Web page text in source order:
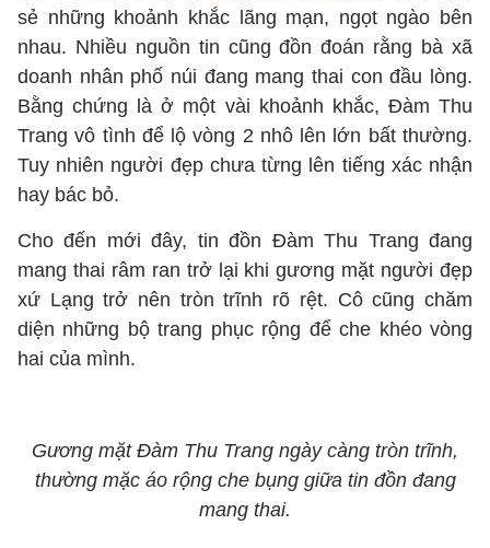
sẻ những khoảnh khắc lãng mạn, ngọt ngào bên
nhau. Nhiều nguồn tin cũng đồn đoán rằng bà xã
doanh nhân phố núi đang mang thai con đầu lòng.
Bằng chứng là ở một vài khoảnh khắc, Đàm Thu
Trang vô tình để lộ vòng 2 nhô lên lớn bất thường.
Tuy nhiên người đẹp chưa từng lên tiếng xác nhận
hay bác bỏ.
Cho đến mới đây, tin đồn Đàm Thu Trang đang
mang thai râm ran trở lại khi gương mặt người đẹp
xứ Lạng trở nên tròn trĩnh rõ rệt. Cô cũng chăm
diện những bộ trang phục rộng để che khéo vòng
hai của mình.
Gương mặt Đàm Thu Trang ngày càng tròn trĩnh,
thường mặc áo rộng che bụng giữa tin đồn đang
mang thai.